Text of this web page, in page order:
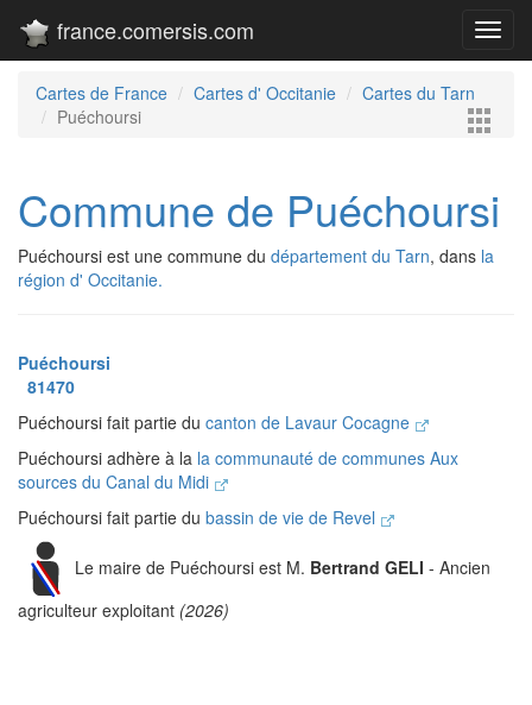
france.comersis.com
Cartes de France Cartes d' Occitanie
Cartes du Tarn
Puéchoursi
Commune de Puéchoursi
Puéchoursi est une commune du département du Tarn, dans la
région d' Occitanie.
Puéchoursi
81470
Puéchoursi fait partie du canton de Lavaur Cocagne
Puéchoursi adhère à la la communauté de communes Aux
sources du Canal du Midi
Puéchoursi fait partie du bassin de vie de Revel
Le maire de Puéchoursi est M. Bertrand GELI - Ancien
agriculteur exploitant (2026)